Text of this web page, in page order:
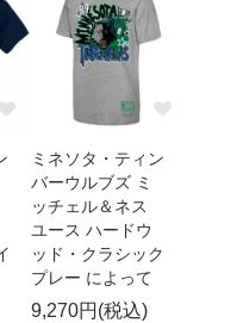
ミネソタ・ティン
バーウルブズ ミ
ッチェル＆ネス
ユース ハードウ
ッド・クラシック
プレー によって
9,270円(税込)